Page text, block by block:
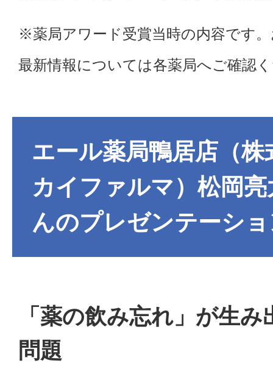
※薬局アワード受賞当時の内容です
最新情報については各薬局へご確認
エール薬局鴨居店（株
カイファルマ）松岡
んのプレゼンテーシ
「薬の飲み忘れ」が生
問題